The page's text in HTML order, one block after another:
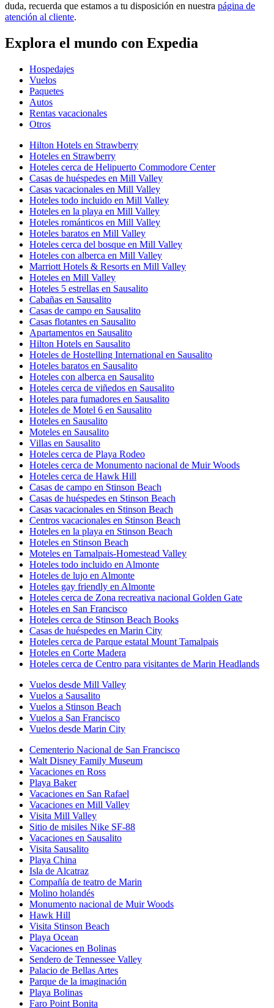
duda, recuerda que estamos a tu disposición en nuestra página de
atención al cliente.
Explora el mundo con Expedia
Hospedajes
Vuelos
Paquetes
Autos
Rentas vacacionales
Otros
Hilton Hotels en Strawberry
Hoteles en Strawberry
Hoteles cerca de Helipuerto Commodore Center
Casas de huéspedes en Mill Valley
Casas vacacionales en Mill Valley
Hoteles todo incluido en Mill Valley
Hoteles en la playa en Mill Valley
Hoteles románticos en Mill Valley
Hoteles baratos en Mill Valley
Hoteles cerca del bosque en Mill Valley
Hoteles con alberca en Mill Valley
Marriott Hotels & Resorts en Mill Valley
Hoteles en Mill Valley
Hoteles 5 estrellas en Sausalito
Cabañas en Sausalito
Casas de campo en Sausalito
Casas flotantes en Sausalito
Apartamentos en Sausalito
Hilton Hotels en Sausalito
Hoteles de Hostelling International en Sausalito
Hoteles baratos en Sausalito
Hoteles con alberca en Sausalito
Hoteles cerca de viñedos en Sausalito
Hoteles para fumadores en Sausalito
Hoteles de Motel 6 en Sausalito
Hoteles en Sausalito
Moteles en Sausalito
Villas en Sausalito
Hoteles cerca de Playa Rodeo
Hoteles cerca de Monumento nacional de Muir Woods
Hoteles cerca de Hawk Hill
Casas de campo en Stinson Beach
Casas de huéspedes en Stinson Beach
Casas vacacionales en Stinson Beach
Centros vacacionales en Stinson Beach
Hoteles en la playa en Stinson Beach
Hoteles en Stinson Beach
Moteles en Tamalpais-Homestead Valley
Hoteles todo incluido en Almonte
Hoteles de lujo en Almonte
Hoteles gay friendly en Almonte
Hoteles cerca de Zona recreativa nacional Golden Gate
Hoteles en San Francisco
Hoteles cerca de Stinson Beach Books
Casas de huéspedes en Marin City
Hoteles cerca de Parque estatal Mount Tamalpais
Hoteles en Corte Madera
Hoteles cerca de Centro para visitantes de Marin Headlands
Vuelos desde Mill Valley
Vuelos a Sausalito
Vuelos a Stinson Beach
Vuelos a San Francisco
Vuelos desde Marin City
Cementerio Nacional de San Francisco
Walt Disney Family Museum
Vacaciones en Ross
Playa Baker
Vacaciones en San Rafael
Vacaciones en Mill Valley
Visita Mill Valley
Sitio de misiles Nike SF-88
Vacaciones en Sausalito
Visita Sausalito
Playa China
Isla de Alcatraz
Compañía de teatro de Marin
Molino holandés
Monumento nacional de Muir Woods
Hawk Hill
Visita Stinson Beach
Playa Ocean
Vacaciones en Bolinas
Sendero de Tennessee Valley
Palacio de Bellas Artes
Parque de la imaginación
Playa Bolinas
Faro Point Bonita